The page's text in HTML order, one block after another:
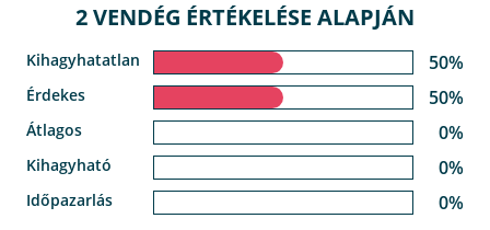
2 VENDÉG ÉRTÉKELÉSE ALAPJÁN
Kihagyhatatlan 50%
Érdekes 50%
Átlagos 0%
Kihagyható 0%
Időpazarlás 0%